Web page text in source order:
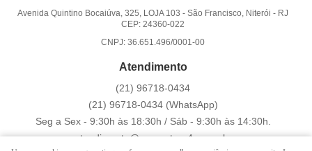
Avenida Quintino Bocaiúva, 325, LOJA 103 -São Francisco, Niterói - RJ
CEP: 24360-022
CNPJ: 36.651.496/0001-00
Atendimento
(21) 96718-0434
(21) 96718-0434 (WhatsApp)
Seg a Sex - 9:30h às 18:30h / Sáb - 9:30h às 14:30h.
atendimento@greenstore4u.com.br